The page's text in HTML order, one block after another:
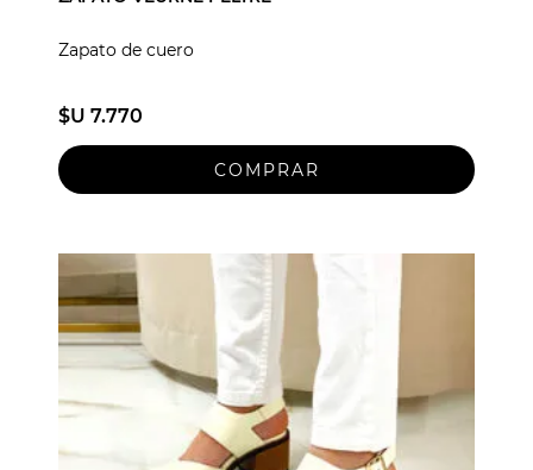
Zapato de cuero
$U 7.770